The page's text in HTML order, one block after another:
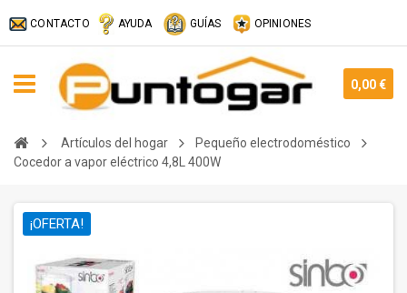
CONTACTO AYUDA GUÍAS OPINIONES
0,00 €
Artículos del hogar
Pequeño electrodoméstico
Cocedor a vapor eléctrico 4,8L 400W
¡OFERTA!